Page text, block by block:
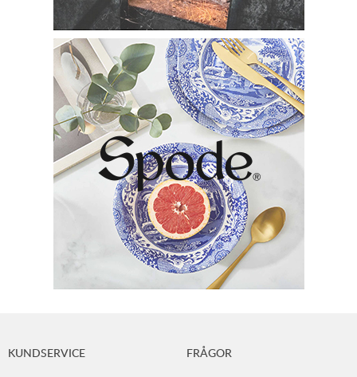
KUNDSERVICE FRÅGOR